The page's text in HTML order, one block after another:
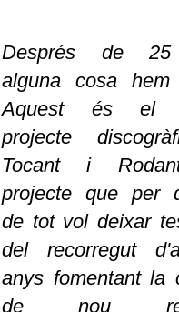
Després de
alguna cosa hem
Aquest és el
projecte
Tocant i
projecte que per
de tot vol deixar
del recorregut
anys fomentant la
de nou